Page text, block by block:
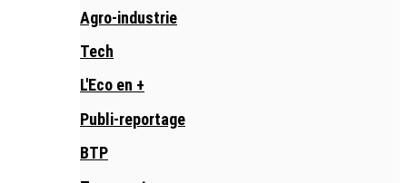
Agro-industrie
Tech
L'Eco en +
Publi-reportage
BTP